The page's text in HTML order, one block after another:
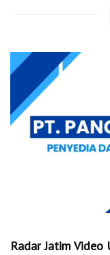
Radar Jatim Video